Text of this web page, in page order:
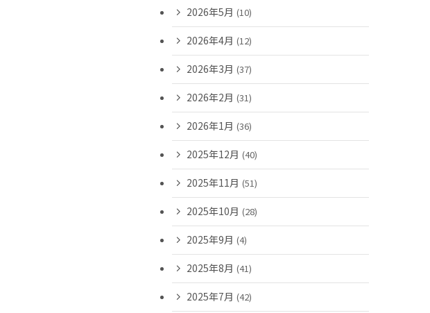
2026年5月 (10)
2026年4月 (12)
2026年3月 (37)
2026年2月 (31)
2026年1月 (36)
2025年12月 (40)
2025年11月 (51)
2025年10月 (28)
2025年9月 (4)
2025年8月 (41)
2025年7月 (42)